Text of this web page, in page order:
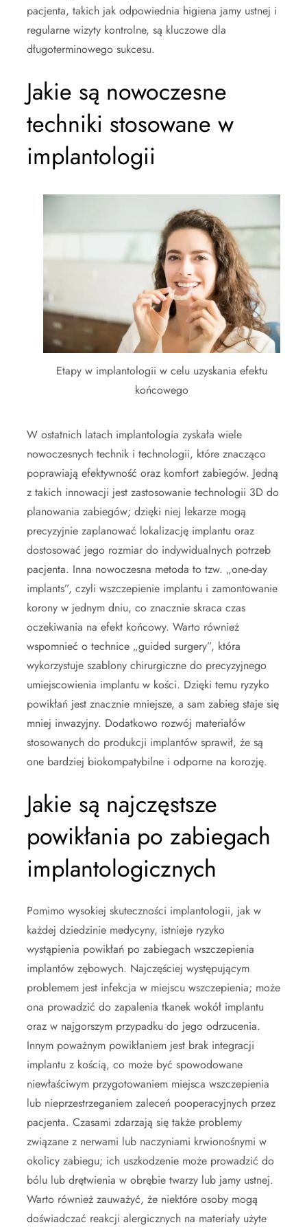
pacjenta, takich jak odpowiednia higiena jamy ustnej i
regularne wizyty kontrolne, są kluczowe dla
długoterminowego sukcesu.
Jakie są nowoczesne
techniki stosowane w
implantologii
Etapy w implantologii w celu uzyskania efektu
końcowego
W ostatnich latach implantologia zyskała wiele
nowoczesnych technik i technologii, które znacząco
poprawiają efektywność oraz komfort zabiegów. Jedną
z takich innowacji jest zastosowanie technologii 3D do
planowania zabiegów; dzięki niej lekarze mogą
precyzyjnie zaplanować lokalizację implantu oraz
dostosować jego rozmiar do indywidualnych potrzeb
pacjenta. Inna nowoczesna metoda to tzw. „one-day
implants”, czyli wszczepienie implantu i zamontowanie
korony w jednym dniu, co znacznie skraca czas
oczekiwania na efekt końcowy. Warto również
wspomnieć o technice „guided surgery”, która
wykorzystuje szablony chirurgiczne do precyzyjnego
umiejscowienia implantu w kości. Dzięki temu ryzyko
powikłań jest znacznie mniejsze, a sam zabieg staje się
mniej inwazyjny. Dodatkowo rozwój materiałów
stosowanych do produkcji implantów sprawił, że są
one bardziej biokompatybilne i odporne na korozję.
Jakie są najczęstsze
powikłania po zabiegach
implantologicznych
Pomimo wysokiej skuteczności implantologii, jak w
każdej dziedzinie medycyny, istnieje ryzyko
wystąpienia powikłań po zabiegach wszczepienia
implantów zębowych. Najczęściej występującym
problemem jest infekcja w miejscu wszczepienia; może
ona prowadzić do zapalenia tkanek wokół implantu
oraz w najgorszym przypadku do jego odrzucenia.
Innym poważnym powikłaniem jest brak integracji
implantu z kością, co może być spowodowane
niewłaściwym przygotowaniem miejsca wszczepienia
lub nieprzestrzeganiem zaleceń pooperacyjnych przez
pacjenta. Czasami zdarzają się także problemy
związane z nerwami lub naczyniami krwionośnymi w
okolicy zabiegu; ich uszkodzenie może prowadzić do
bólu lub drętwienia w obrębie twarzy lub jamy ustnej.
Warto również zauważyć, że niektóre osoby mogą
doświadczać reakcji alergicznych na materiały użyte